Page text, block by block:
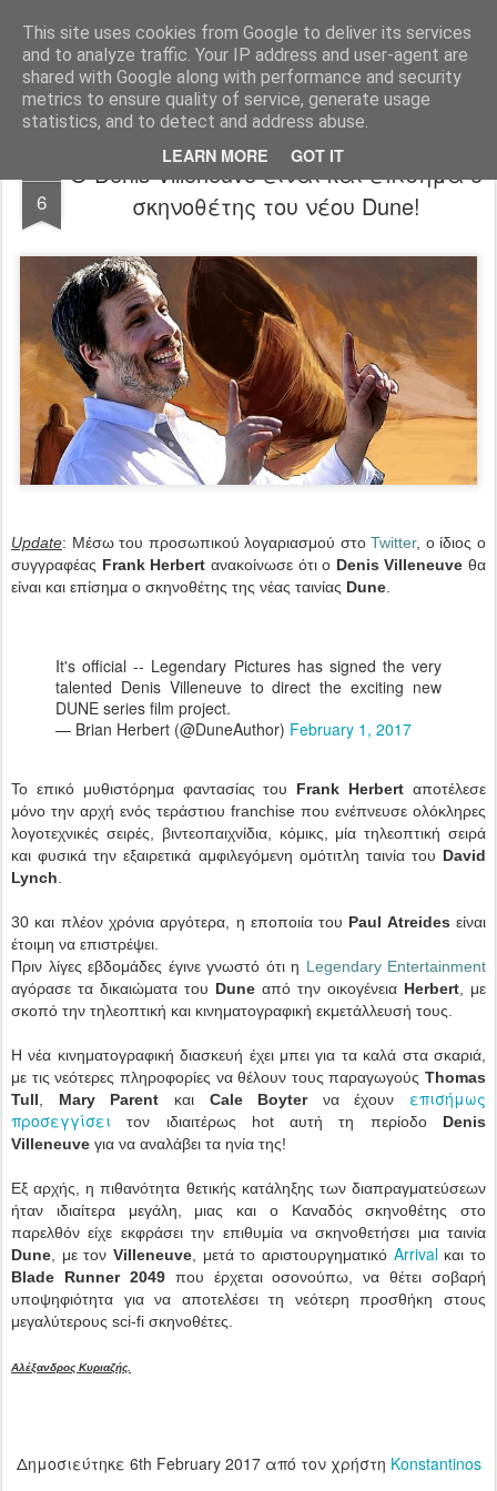
This site uses cookies from Google to deliver its services
and to analyze traffic. Your IP address and user-agent are
shared with Google along with performance and security
metrics to ensure quality of service, generate usage
statistics, and to detect and address abuse.
LEARN MORE GOT IT
FilmBoy
6
Ο Denis Villeneuve είναι και επίσημα ο
σκηνοθέτης του νέου Dune!
Update: Μέσω του προσωπικού λογαριασμού στοTwitter, ο ίδιος ο
συγγραφέας Frank Herbert ανακοίνωσε ότι ο Denis Villeneuve θα
είναι και επίσημα ο σκηνοθέτης της νέας ταινίας Dune
It's official -- Legendary Pictures has signed the very
talented Denis Villeneuve to direct the exciting new
DUNE series film project.
— Brian Herbert (@DuneAuthor) February 1, 2017
Το επικό μυθιστόρημα φαντασίας του Frank Herbertαποτέλεσε
μόνο την αρχή ενός τεράστιου franchise που ενέπνευσε ολόκληρες
λογοτεχνικές σειρές, βιντεοπαιχνίδια, κόμικς, μία τηλεοπτική σειρά
και φυσικά την εξαιρετικά αμφιλεγόμενη ομότιτλη ταινία του David
Lynch
30 και πλέον χρόνια αργότερα, η εποποιία του Paul Atreides είναι
έτοιμη να επιστρέψει.
Πριν λίγες εβδομάδες έγινε γνωστό ότι η Legendary Entertainment
αγόρασε τα δικαιώματα του Dune από την οικογένεια Herbert , με
σκοπό την τηλεοπτική και κινηματογραφική εκμετάλλευσή τους.
Η νέα κινηματογραφική διασκευή έχει μπει για τα καλά στα σκαριά,
με τις νεότερες πληροφορίες να θέλουν τους παραγωγούς Thomas
Tull
Mary Parent και Cale Boyter να έχουν επισήμως
προσεγγίσει τον ιδιαιτέρως hot αυτή τη περίοδο Denis
Villeneuve για να αναλάβει τα ηνία της!
Εξ αρχής, η πιθανότητα θετικής κατάληξης των διαπραγματεύσεων
ήταν ιδιαίτερα μεγάλη, μιας και ο Καναδός σκηνοθέτης στο
παρελθόν είχε εκφράσει την επιθυμία να σκηνοθετήσει μια ταινία
Dune , με τον Villeneuve , μετά το αριστουργηματικό Arrival και το
Blade Runner 2049που έρχεται οσονούπω, να θέτει σοβαρή
υποψηφιότητα για να αποτελέσει τη νεότερη προσθήκη στους
μεγαλύτερους sci-fi σκηνοθέτες.
Αλέξανδρος Κυριαζής.
Δημοσιεύτηκε 6th February 2017από τον χρήστη Konstantinos